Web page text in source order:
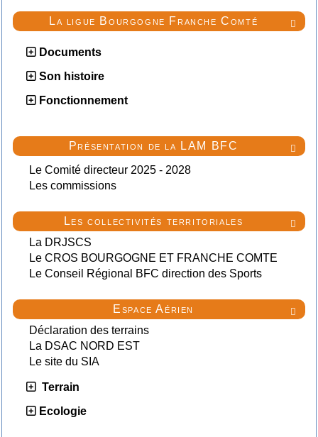

La ligue Bourgogne Franche Comté
Documents
Son histoire
Fonctionnement

Présentation de la LAM BFC
Le Comité directeur 2025 - 2028
Les commissions

Les collectivités territoriales
La DRJSCS
Le CROS BOURGOGNE ET FRANCHE COMTE
Le Conseil Régional BFC direction des Sports

Espace Aérien
Déclaration des terrains
La DSAC NORD EST
Le site du SIA
Terrain
Ecologie